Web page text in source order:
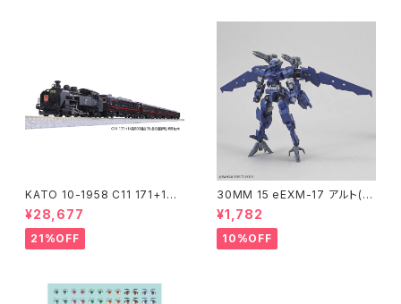
KATO 10-1958 C11 171+14
系｢SL冬の湿原号｣ 6両セット
特企品 Nゲージ 鉄道模型 北海
道（新品 在庫品）
¥28,677
21%OFF
30MM 15 eEXM-17 アルト(空
中戦仕様)ネイビー
¥1,782
10%OFF